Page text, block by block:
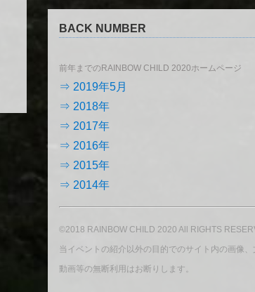
BACK NUMBER
前年までのRAINBOW CHILD 2020ホームページ
⇒ 2019年5月
⇒ 2018年
⇒ 2017年
⇒ 2016年
⇒ 2015年
⇒ 2014年
©2018 RAINBOW CHILD 2020 All RIGHTS
当イベントの紹介以外の目的でのサイト内の画像、
動画等の無断利用はお断りします。